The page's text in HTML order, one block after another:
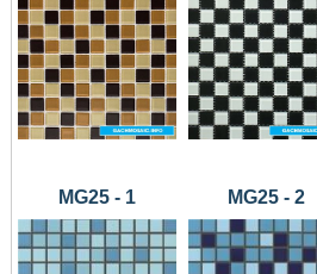
MG25 - 1 MG25 - 2